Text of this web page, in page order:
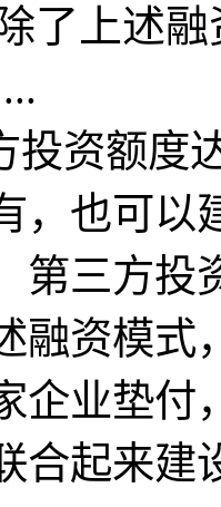
了上述
资额度达
，也可以
第三方投
融资模式
企业垫付
合起来建